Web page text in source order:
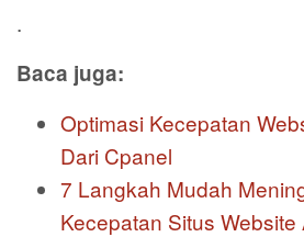
.
Baca juga:
Optimasi Kecepatan
Dari Cpanel
7 Langkah Mudah
Kecepatan Situs Website